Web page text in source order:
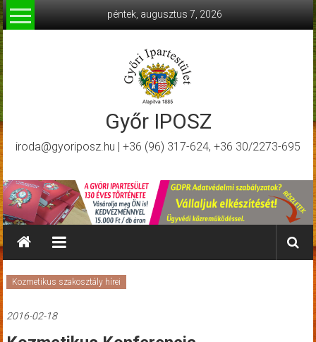
Skip
to
content
péntek, augusztus 7, 2026
Győr IPOSZ
iroda@gyoriposz.hu | +36 (96) 317-624, +36 30/2273-695
Kozmetikus szakosztály hírei
2016-02-18